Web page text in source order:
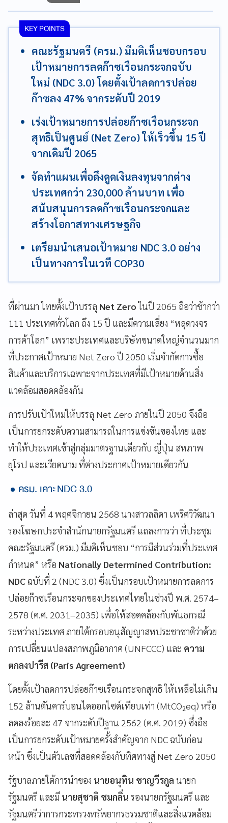
KEY POINTS
คณะรัฐมนตรี (ครม.) มีมติเห็นชอบกรอบ
เป้าหมายการลดก๊าซเรือนกระจกฉบับ
ใหม่ (NDC 3.0) โดยตั้งเป้าลดการปล่อย
ก๊าซลง 47% จากระดับปี 2019
เร่งเป้าหมายการปล่อยก๊าซเรือนกระจก
สุทธิเป็นศูนย์ (Net Zero) ให้เร็วขึ้น 15 ปี
จากเดิมปี 2065
จัดทำแผนเพื่อดึงดูดเงินลงทุนจากต่าง
ประเทศกว่า 230,000 ล้านบาท เพื่อ
สนับสนุนการลดก๊าซเรือนกระจกและ
สร้างโอกาสทางเศรษฐกิจ
เตรียมนำเสนอเป้าหมาย NDC 3.0 อย่าง
เป็นทางการในเวที COP30
ที่ผ่านมา ไทยตั้งเป้าบรรลุ Net Zeroในปี 2065 ถือว่าช้ากว่า
111 ประเทศทั่วโลก ถึง 15 ปี และมีความเสี่ยง “หลุดวงจร
การค้าโลก” เพราะประเทศและบริษัทขนาดใหญ่จำนวนมาก
ที่ประกาศเป้าหมาย Net Zero ปี 2050 เริ่มจำกัดการซื้อ
สินค้าและบริการเฉพาะจากประเทศที่มีเป้าหมายด้านสิ่ง
แวดล้อมสอดคล้องกัน
การปรับเป้าใหม่ให้บรรลุ Net Zero ภายในปี 2050 จึงถือ
เป็นการยกระดับความสามารถในการแข่งขันของไทย และ
ทำให้ประเทศเข้าสู่กลุ่มมาตรฐานเดียวกับ ญี่ปุ่น สหภาพ
ยุโรป และเวียดนาม ที่ต่างประกาศเป้าหมายเดียวกัน
ครม. เคาะ NDC 3.0
ล่าสุด วันที่ 4 พฤศจิกายน 2568 นางสาวลลิดา เพริศวิวัฒนา
รองโฆษกประจำสำนักนายกรัฐมนตรี แถลงการว่า ที่ประชุม
คณะรัฐมนตรี (ครม.) มีมติเห็นชอบ “การมีส่วนร่วมที่ประเทศ
กำหนด” หรือ Nationally Determined Contribution:
NDCฉบับที่ 2 (NDC 3.0) ซึ่งเป็นกรอบเป้าหมายการลดการ
ปล่อยก๊าซเรือนกระจกของประเทศไทยในช่วงปี พ.ศ. 2574–
2578 (ค.ศ. 2031–2035) เพื่อให้สอดคล้องกับพันธกรณี
ระหว่างประเทศ ภายใต้กรอบอนุสัญญาสหประชาชาติว่าด้วย
การเปลี่ยนแปลงสภาพภูมิอากาศ (UNFCCC) และ ความ
ตกลงปารีส (Paris Agreement)
โดยตั้งเป้าลดการปล่อยก๊าซเรือนกระจกสุทธิ ให้เหลือไม่เกิน
152 ล้านตันคาร์บอนไดออกไซด์เทียบเท่า (MtCO₂eq) หรือ
ลดลงร้อยละ 47 จากระดับปีฐาน 2562 (ค.ศ. 2019) ซึ่งถือ
เป็นการยกระดับเป้าหมายครั้งสำคัญจาก NDC ฉบับก่อน
หน้า ซึ่งเป็นตัวเลขที่สอดคล้องกับทิศทางสู่ Net Zero 2050
รัฐบาลภายใต้การนำของ นายอนุทิน ชาญวีรกูล นายก
รัฐมนตรี และมี นายสุชาติ ชมกลิ่น รองนายกรัฐมนตรี และ
รัฐมนตรีว่าการกระทรวงทรัพยากรธรรมชาติและสิ่งแวดล้อม